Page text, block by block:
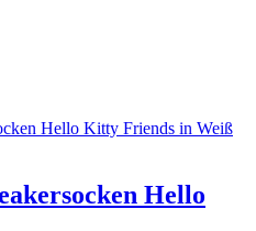
Hello